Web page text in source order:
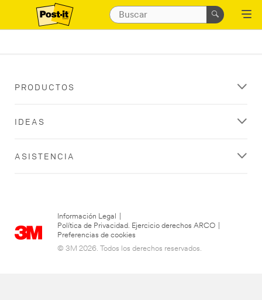
PRODUCTOS
IDEAS
ASISTENCIA
Información Legal
Política de Privacidad. Ejercicio derechos ARCO
Preferencias de cookies
© 3M 2026. Todos los derechos reservados.